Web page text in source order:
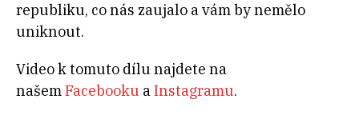
republiku, co nás zaujalo a vám by nemělo
uniknout.
Video k tomuto dílu najdete na
našemFacebooku aInstagramu.